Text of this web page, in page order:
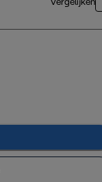
Vergelijken